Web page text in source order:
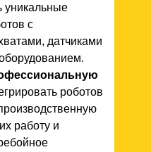
уникальные
с
датчиками
роботов
работу и